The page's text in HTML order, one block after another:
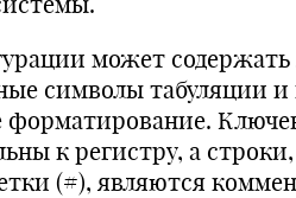
может
символы табуляции и
форматирование.
к регистру, а
(#), являются